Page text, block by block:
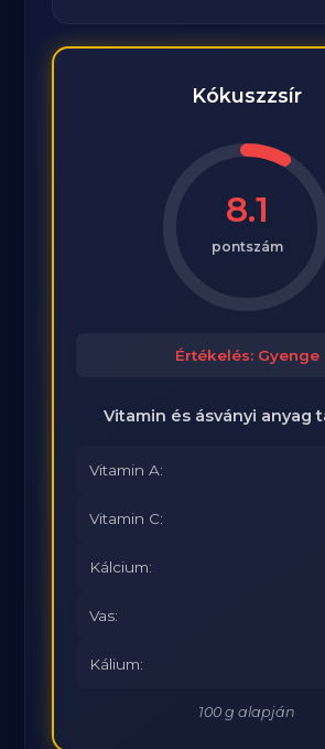
Kókuszzsír
8.1
pontszám
Értékelés: Gyenge
Vitamin és ásványi anyag
Vitamin A:
Vitamin C:
Kálcium:
Vas:
Kálium:
100 g alapján